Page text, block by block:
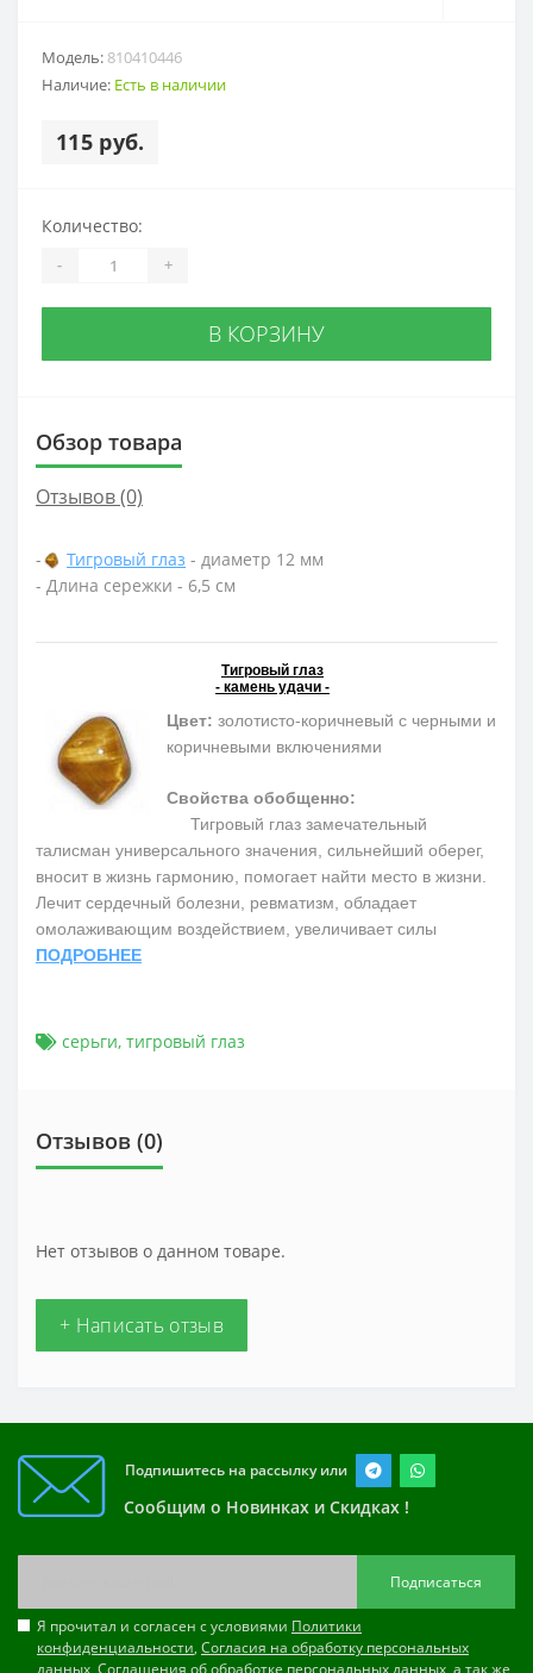
Модель: 810410446
Наличие: Есть в наличии
115 руб.
Количество:
- +
В КОРЗИНУ
Обзор товара
Отзывов (0)
- Тигровый глаз - диаметр 12 мм
- Длина сережки - 6,5 см
Тигровый глаз
- камень удачи -
Цвет: золотисто-коричневый с черными и
коричневыми включениями
Свойства обобщенно:
Тигровый глаз замечательный
талисман универсального значения, сильнейший оберег,
вносит в жизнь гармонию, помогает найти место в жизни.
Лечит сердечный болезни, ревматизм, обладает
омолаживающим воздействием, увеличивает силы
ПОДРОБНЕЕ
серьги, тигровый глаз
Отзывов (0)
Нет отзывов о данном товаре.
+ Написать отзыв
Подпишитесь на рассылку или
Сообщим о Новинках и Скидках !
Подписаться
Я прочитал и согласен с условиями Политики
конфиденциальности, Согласия на обработку персональных